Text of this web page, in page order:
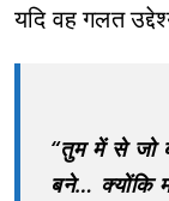
यदि वह गलत
“तुम में से जो
बने… क्योंकि